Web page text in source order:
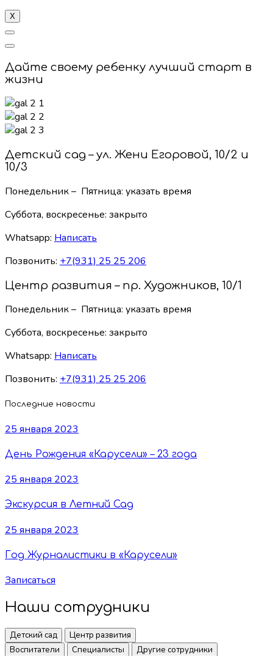
X
Дайте своему ребенку лучший старт в
жизни
Детский сад – ул. Жени Егоровой, 10/2 и
10/3
Понедельник – Пятница: указать время
Суббота, воскресенье: закрыто
Whatsapp: Написать
Позвонить: +7(931) 25 25 206
Центр развития – пр. Художников, 10/1
Понедельник – Пятница: указать время
Суббота, воскресенье: закрыто
Whatsapp: Написать
Позвонить: +7(931) 25 25 206
Последние новости
25 января 2023
День Рождения «Карусели» – 23 года
25 января 2023
Экскурсия в Летний Сад
25 января 2023
Год Журналистики в «Карусели»
Записаться
Наши сотрудники
Детский сад
Центр развития
Воспитатели
Специалисты
Другие сотрудники